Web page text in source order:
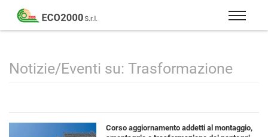
Eco
2000
Formazione
consulenza
sul
Notizie/Eventi su: Trasformazione
Corso aggiornamento addetti al montaggio,